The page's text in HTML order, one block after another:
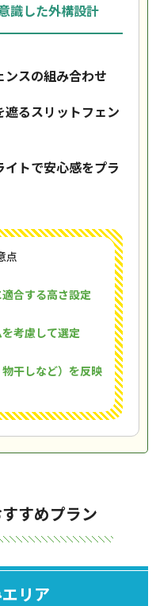
識した外構設計
スの組み合わせ
るスリットフェン
トで安心感をプラ
点
合する高さ設定
考慮して選定
干しなど）を反映
すめプラン
リア